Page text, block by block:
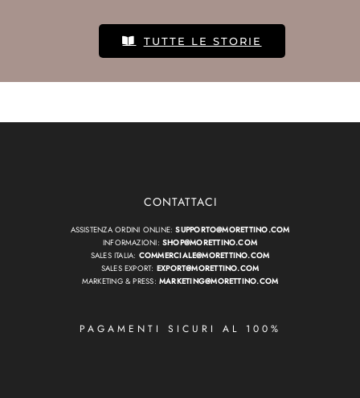
TUTTE LE STORIE
CONTATTACI
ASSISTENZA ORDINI ONLINE:SUPPORTO@MORETTINO.COM
INFORMAZIONI:SHOP@MORETTINO.COM
SALES ITALIA: COMMERCIALE@MORETTINO.COM
SALES EXPORT: EXPORT@MORETTINO.COM
MARKETING & PRESS:MARKETING@MORETTINO.COM
PAGAMENTI SICURI AL 100%